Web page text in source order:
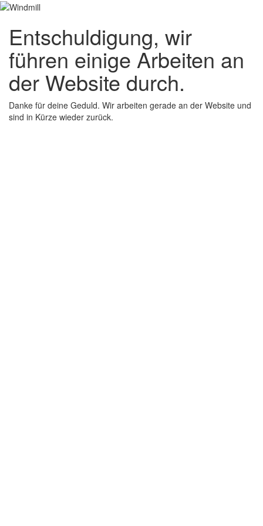
Entschuldigung, wir
führen einige Arbeiten an
der Website durch.
Danke für deine Geduld. Wir arbeiten gerade an der Website und
sind in Kürze wieder zurück.